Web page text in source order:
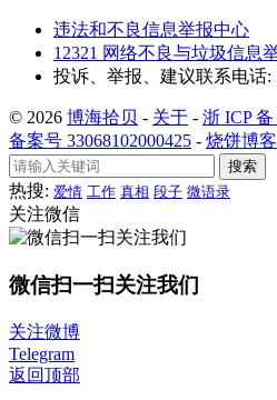
违法和不良信息举报中心
12321 网络不良与垃圾信息
投诉、举报、建议联系电话:
© 2026 博海拾贝 - 关于 - 浙 ICP 备
备案号 33068102000425 - 烧饼博客
搜索
热搜: 爱情 工作 真相 段子 微语录
关注微信
微信扫一扫关注我们
关注微博
Telegram
返回顶部